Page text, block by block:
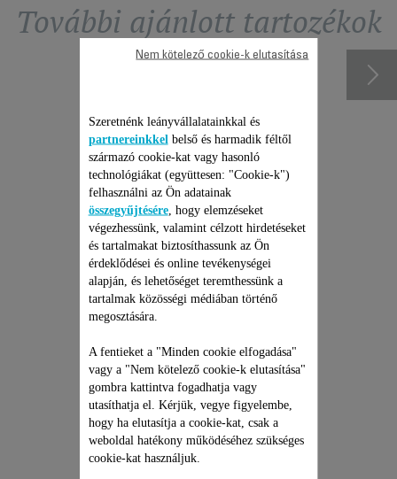
További ajánlott tartozékok
ROWENTA ÁLLÓ
PORSZÍVÓ JAVÍTÁSI
CSOMAG
Árajánlat, meglepetések nélkül
35 990 Ft
Kosárba
Szeretnénk leányvállalatainkkal és
partnereinkkel belső és harmadik féltől
származó cookie-kat vagy hasonló
technológiákat (együttesen: "Cookie-k")
felhasználni az Ön adatainak
összegyűjtésére, hogy elemzéseket
végezhessünk, valamint célzott hirdetéseket
és tartalmakat biztosíthassunk az Ön
érdeklődései és online tevékenységei
alapján, és lehetőséget teremthessünk a
tartalmak közösségi médiában történő
megosztására.
A fentieket a "Minden cookie elfogadása"
vagy a "Nem kötelező cookie-k elutasítása"
gombra kattintva fogadhatja vagy
utasíthatja el. Kérjük, vegye figyelembe,
hogy ha elutasítja a cookie-kat, csak a
weboldal hatékony működéséhez szükséges
cookie-kat használjuk.
Nem kötelező cookie-k elutasítása